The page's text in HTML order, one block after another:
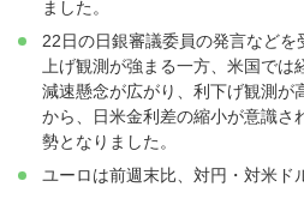
ました。
22日の日銀審議委員の発言などを
上げ観測が強まる一方、米国では
減速懸念が広がり、利下げ観測が
から、日米金利差の縮小が意識さ
勢となりました。
ユーロは前週末比、対円・対米ド